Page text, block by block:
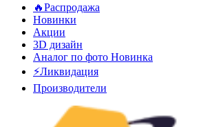
🔥Распродажа
Новинки
Акции
3D дизайн
Аналог по фото Новинка
⚡Ликвидация
Производители